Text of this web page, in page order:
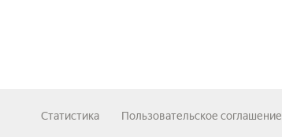
Статистика Пользовательское соглашение